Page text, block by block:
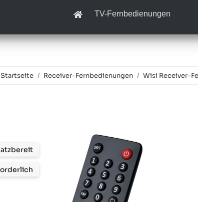
TV-Fernbedienungen
Startseite Receiver-Fernbedienungen Wisi Receiver-